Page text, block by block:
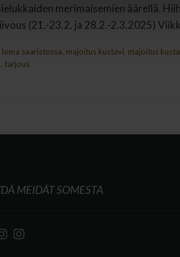
merimaisemien äärellä.
(21.-23.2. ja 28.2.-2.3.2025)
loma saaristossa majoitus kustavi majoitus
tarjous
MEIDÄT SOMESTA